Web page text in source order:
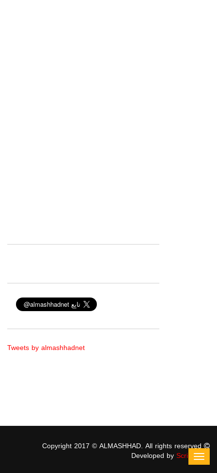
Tweets by almashhadnet
Copyright 2017 © ALMASHHAD. All rights reserved
Developed byScriptStars